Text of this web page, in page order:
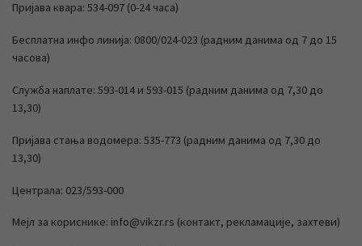
Пријава квара: 534-097 (0-24 часа)
Бесплатна инфо линија: 0800/024-023 (радним данима од 7 до 15
часова)
Служба наплате: 593-014 и 593-015 (радним данима од 7,30 до
13,30)
Пријава стања водомера: 535-773 (радним данима од 7,30 до
13,30)
Централа: 023/593-000
Мејл за кориснике: info@vikzr.rs (контакт, рекламације, захтеви)